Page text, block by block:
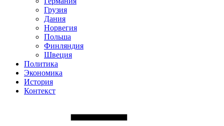
Грузия
Дания
Норвегия
Польша
Финляндия
Швеция
Политика
Экономика
История
Контекст